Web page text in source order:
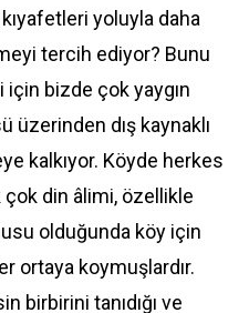
yoluyla daha
tercih ediyor? Bunu
bizde çok yaygın
üzerinden dış kaynaklı
kalkıyor. Köyde herkes
çok din âlimi, özellikle
olduğunda köy için
ortaya koymuşlardır.
birbirini tanıdığı ve